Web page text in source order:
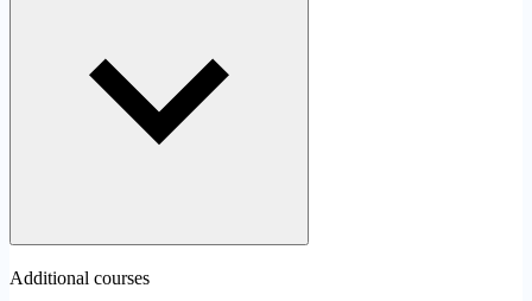
Additional courses